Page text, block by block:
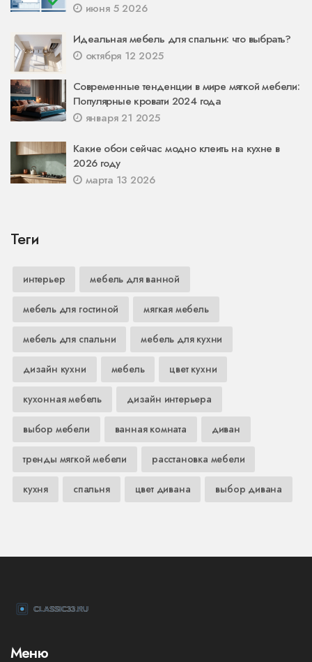
июня 5 2026
Идеальная мебель для спальни: что выбрать?
октября 12 2025
Современные тенденции в мире мягкой мебели:
Популярные кровати 2024 года
января 21 2025
Какие обои сейчас модно клеить на кухне в
2026 году
марта 13 2026
Теги
интерьер мебель для ванной
мебель для гостиной мягкая мебель
мебель для спальни мебель для кухни
дизайн кухни мебель цвет кухни
кухонная мебель дизайн интерьера
выбор мебели ванная комната диван
тренды мягкой мебели расстановка мебели
кухня спальня цвет дивана выбор дивана
Меню